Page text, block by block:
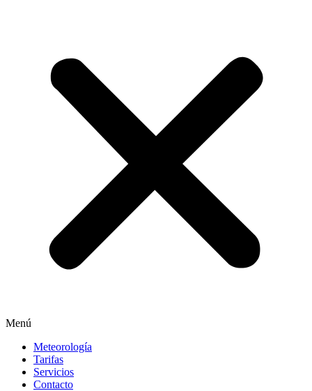
Menú
Meteorología
Tarifas
Servicios
Contacto